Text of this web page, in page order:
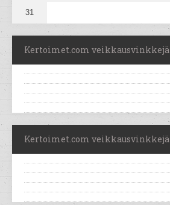
31
Kertoimet.com veikkausvinkkejä
Kertoimet.com veikkausvinkkejä